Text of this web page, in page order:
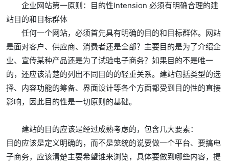
企业网站第一原则：目的性Intension 必须有明确合理的建
站目的和目标群体
任何一个网站，必须首先具有明确的目的和目标群体。网站
是面对客户、供应商、消费者还是全部？主要目的是为了介绍企
业、宣传某种产品还是为了试验电子商务？如果目的不是唯一
的，还应该清楚的列出不同目的的轻重关系。建站包括类型的选
择、内容功能的筹备、界面设计等各个方面都受到目的性的直接
影响，因此目的性是一切原则的基础。
建站的目的应该是经过成熟考虑的，包含几大要素：
目的应该是定义明确的，而不是笼统的说要做一个平台、要搞电
子商务，应该清楚主要希望谁来浏览，具体要做到哪些内容，提